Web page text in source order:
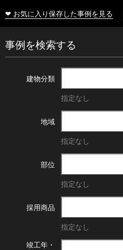
❤ お気に入り保存した事例を見る
事例を検索する
建物分類
指定なし
地域
指定なし
部位
指定なし
採用商品
指定なし
竣工年・